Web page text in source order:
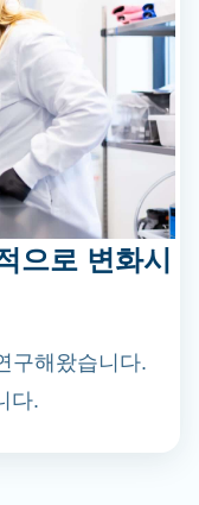
으로 변화시
구해왔습니다.
다.